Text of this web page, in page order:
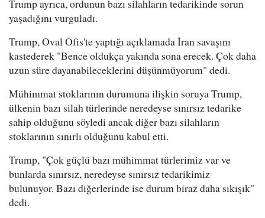
Trump ayrıca, ordunun bazı silahların tedarikinde sorun
yaşadığını vurguladı.
Trump, Oval Ofis'te yaptığı açıklamada İran savaşını
kastederek "Bence oldukça yakında sona erecek. Çok daha
uzun süre dayanabileceklerini düşünmüyorum" dedi.
Mühimmat stoklarının durumuna ilişkin soruya Trump,
ülkenin bazı silah türlerinde neredeyse sınırsız tedarike
sahip olduğunu söyledi ancak diğer bazı silahların
stoklarının sınırlı olduğunu kabul etti.
Trump, "Çok güçlü bazı mühimmat türlerimiz var ve
bunlarda sınırsız, neredeyse sınırsız tedarikimiz
bulunuyor. Bazı diğerlerinde ise durum biraz daha sıkışık"
dedi.